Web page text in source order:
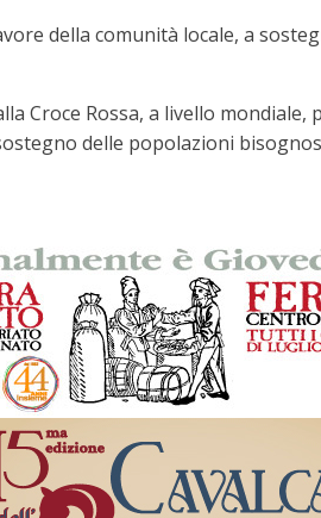
della comunità locale, a
Croce Rossa, a livello mondiale,
delle popolazioni